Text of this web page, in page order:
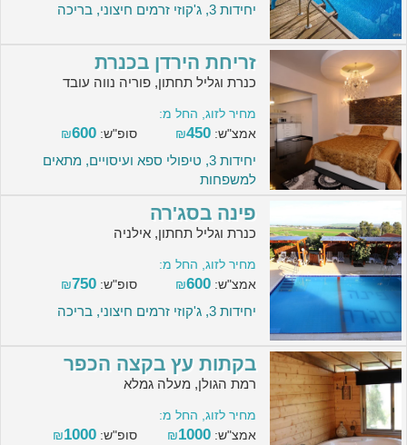
יחידות 3, ג'קוזי זרמים חיצוני, בריכה
זריחת הירדן בכנרת
כנרת וגליל תחתון, פוריה נווה עובד
מחיר לזוג, החל מ:
אמצ"ש:
₪450 סופ"ש: ₪600
יחידות 3, טיפולי ספא ועיסויים, מתאים
למשפחות
פינה בסג'רה
כנרת וגליל תחתון, אילניה
מחיר לזוג, החל מ:
אמצ"ש:
₪600 סופ"ש: ₪750
יחידות 3, ג'קוזי זרמים חיצוני, בריכה
בקתות עץ בקצה הכפר
רמת הגולן, מעלה גמלא
מחיר לזוג, החל מ:
אמצ"ש:
₪1000 סופ"ש: ₪1000